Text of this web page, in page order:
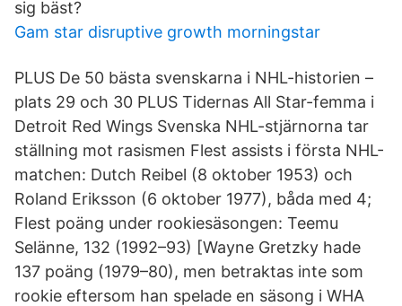
sig bäst?
Gam star disruptive growth morningstar
PLUS De 50 bästa svenskarna i NHL-historien –
plats 29 och 30 PLUS Tidernas All Star-femma i
Detroit Red Wings Svenska NHL-stjärnorna tar
ställning mot rasismen Flest assists i första NHL-
matchen: Dutch Reibel (8 oktober 1953) och
Roland Eriksson (6 oktober 1977), båda med 4;
Flest poäng under rookiesäsongen: Teemu
Selänne, 132 (1992–93) [Wayne Gretzky hade
137 poäng (1979–80), men betraktas inte som
rookie eftersom han spelade en säsong i WHA